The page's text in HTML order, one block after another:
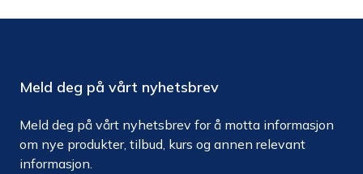
Meld deg på vårt nyhetsbrev
Meld deg på vårt nyhetsbrev for å motta informasjon
om nye produkter, tilbud, kurs og annen relevant
informasjon.